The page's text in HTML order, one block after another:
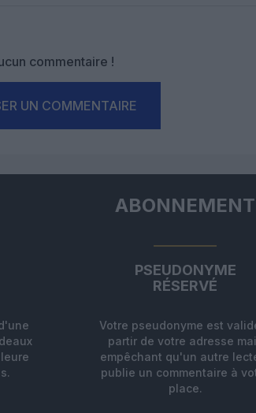
commentaire !
UN COMMENTAIRE
ABONNEMENT
PSEUDONYME
RÉSERVÉ
Votre pseudonyme est
partir de votre adresse
empêchant qu'un autre
publie un commentaire à
place.